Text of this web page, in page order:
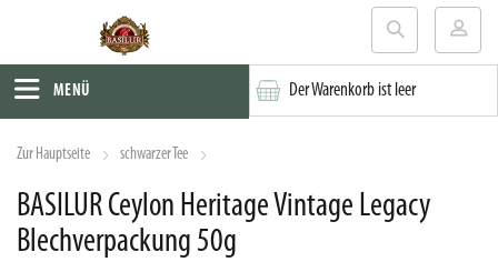
MENÜ Der Warenkorb ist leer
Zur Hauptseite schwarzer Tee
BASILUR Ceylon Heritage Vintage Legacy
Blechverpackung 50g